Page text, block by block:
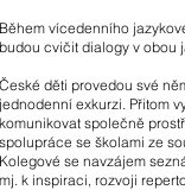
Během vícedenního
budou cvičit dialogy v obou
České děti provedou své
jednodenní exkurzi. Přitom
komunikovat společně
spolupráce se školami ze
Kolegové se navzájem
mj. k inspiraci, rozvoji